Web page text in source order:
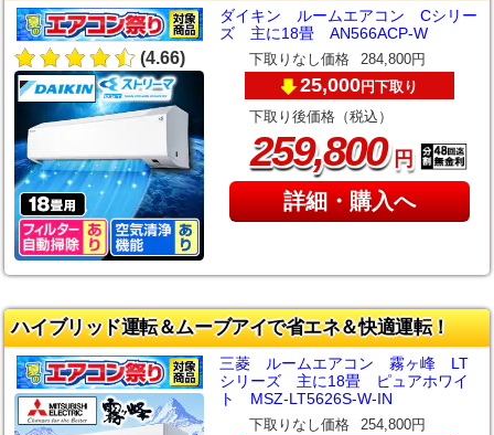
(4.66)
ダイキン ルームエアコン Cシリー
ズ 主に18畳 AN566ACP-W
下取りなし価格 284,800円
25,000円下取り
下取り後価格（税込）
259,800円
詳細・購入へ
ハイブリッド運転＆ムーブアイで省エネ＆快適運転！
三菱 ルームエアコン 霧ヶ峰 LT
シリーズ 主に18畳 ピュアホワイ
ト MSZ-LT5626S-W-IN
下取りなし価格 254,800円